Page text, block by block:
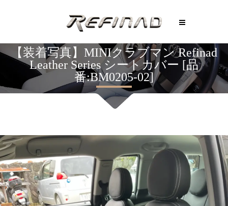
【装着写真】MINIクラブマン Refinad
Leather Series シートカバー [品
番:BM0205-02]